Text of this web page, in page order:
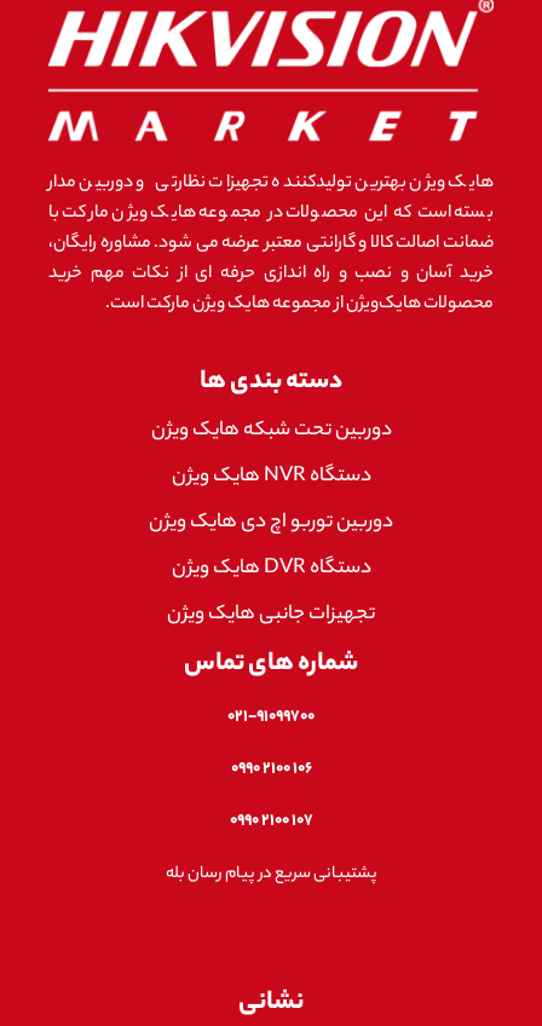
هایک ویژن بهترین تولیدکننده تجهیزات نظارتی و دوربین مدار
بسته است که این محصولات در مجموعه هایک ویژن مارکت با
ضمانت اصالت کالا و گارانتی معتبر عرضه می شود. مشاوره رایگان،
خرید آسان و نصب و راه اندازی حرفه ای از نکات مهم خرید
محصولات هایک‌ویژن از مجموعه هایک ویژن مارکت است.
دسته بندی ها
دوربین تحت شبکه هایک ویژن
دستگاه NVR هایک ویژن
دوربین توربو اچ دی هایک ویژن
دستگاه DVR هایک ویژن
تجهیزات جانبی هایک ویژن
شماره های تماس
۰۲۱-۹۱۰۹۹۷۰۰
۱۰۶ ۲۱۰۰ ۰۹۹۰
۱۰۷ ۲۱۰۰ ۰۹۹۰
پشتیبانی سریع در پیام رسان بله
نشانی